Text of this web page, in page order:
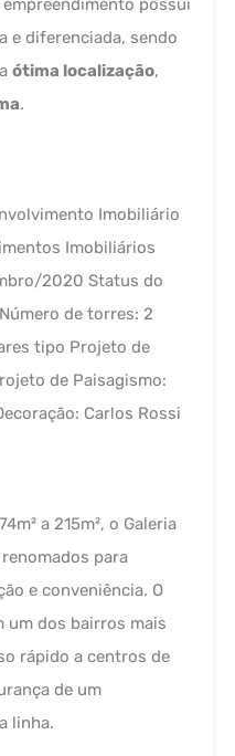
possui
e diferenciada, sendo
ótima localização,
.
Imobiliário
Imobiliários
2020 Status do
de torres: 2
tipo Projeto de
de Paisagismo:
Carlos Rossi
a 215m², o Galeria
para
e conveniência. O
um dos bairros mais
rápido a centros de
de um
linha.